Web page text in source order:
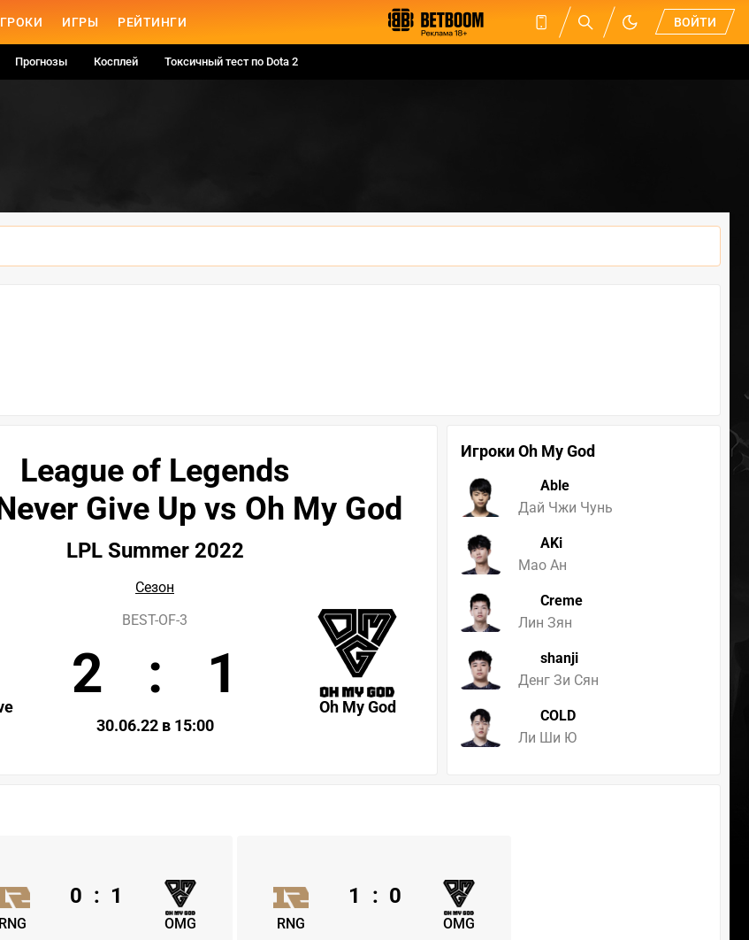
ИГРЫ РЕЙТИНГИ ВОЙТИ
Прогнозы Косплей Токсичный тест по Dota 2
Игроки Oh My God
Able
Дай Чжи Чунь
AKi
Мао Ан
Creme
Лин Зян
shanji
Денг Зи Сян
COLD
Ли Ши Ю
League of Legends
Give Up vs Oh My God
LPL Summer 2022
Сезон
Oh My God
BEST-OF-3
2 : 1
30.06.22 в 15:00
RNG OMG
0 : 1
RNG OMG
1 : 0